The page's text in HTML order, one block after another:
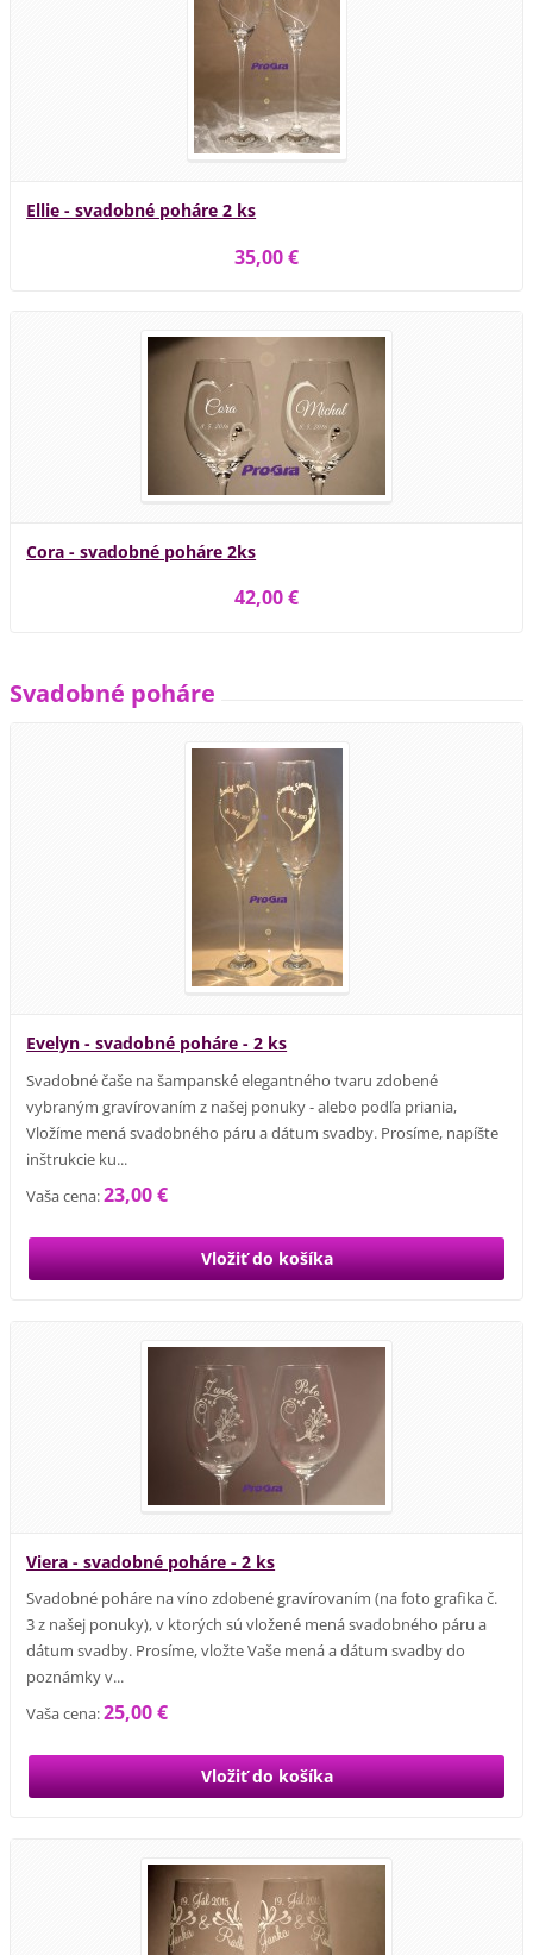
Ellie - svadobné poháre 2 ks
35,00 €
Cora - svadobné poháre 2ks
42,00 €
Svadobné poháre
Evelyn - svadobné poháre - 2 ks
Svadobné čaše na šampanské elegantného tvaru zdobené
vybraným gravírovaním z našej ponuky - alebo podľa priania,
Vložíme mená svadobného páru a dátum svadby. Prosíme, napíšte
inštrukcie ku...
Vaša cena:23,00 €
Viera - svadobné poháre - 2 ks
Svadobné poháre na víno zdobené gravírovaním (na foto grafika č.
3 z našej ponuky), v ktorých sú vložené mená svadobného páru a
dátum svadby. Prosíme, vložte Vaše mená a dátum svadby do
poznámky v...
Vaša cena:25,00 €